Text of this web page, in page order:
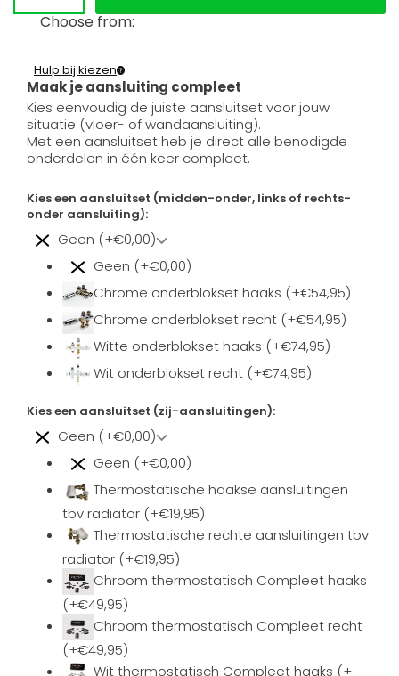
Choose from:
Maak je aansluiting compleet
Hulp bij kiezen
Kies eenvoudig de juiste aansluitset voor jouw
situatie (vloer- of wandaansluiting).
Met een aansluitset heb je direct alle benodigde
onderdelen in één keer compleet.
Kies een aansluitset (midden-onder, links of rechts-
onder aansluiting):
Geen (+€0,00)
Geen (+€0,00)
Chrome onderblokset haaks (+€54,95)
Chrome onderblokset recht (+€54,95)
Witte onderblokset haaks (+€74,95)
Wit onderblokset recht (+€74,95)
Kies een aansluitset (zij-aansluitingen):
Geen (+€0,00)
Geen (+€0,00)
Thermostatische haakse aansluitingen
tbv radiator (+€19,95)
Thermostatische rechte aansluitingen tbv
radiator (+€19,95)
Chroom thermostatisch Compleet haaks
(+€49,95)
Chroom thermostatisch Compleet recht
(+€49,95)
Wit thermostatisch Compleet haaks (+